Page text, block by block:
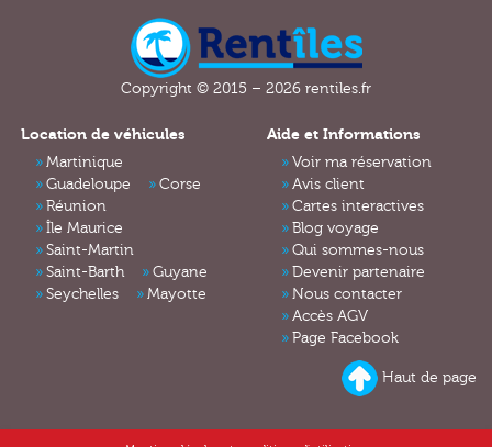
Copyright © 2015 – 2026 rentiles.fr
Location de véhicules
Martinique
Guadeloupe
Corse
Réunion
Île Maurice
Saint-Martin
Saint-Barth
Guyane
Seychelles
Mayotte
Aide et Informations
Voir ma réservation
Avis client
Cartes interactives
Blog voyage
Qui sommes-nous
Devenir partenaire
Nous contacter
Accès AGV
Page Facebook
Haut de page